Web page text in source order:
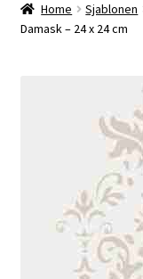
Workshops
Blog / DIY / Tutorials
Over mij
Home Sjablonen
Damask – 24 x 24 cm